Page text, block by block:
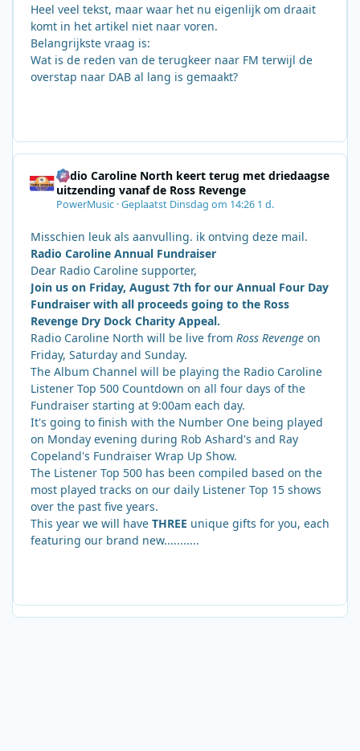
Heel veel tekst, maar waar het nu eigenlijk om draait
komt in het artikel niet naar voren.
Belangrijkste vraag is:
Wat is de reden van de terugkeer naar FM terwijl de
overstap naar DAB al lang is gemaakt?
Radio Caroline North keert terug met driedaagse
uitzending vanaf de Ross Revenge
PowerMusic ·Geplaatst Dinsdag om 14:26 1 d.
Misschien leuk als aanvulling. ik ontving deze mail.
Radio Caroline Annual Fundraiser
Dear Radio Caroline supporter,
Join us on Friday, August 7th for our Annual Four Day
Fundraiser with all proceeds going to the Ross
Revenge Dry Dock Charity Appeal.
Radio Caroline North will be live from Ross Revenge on
Friday, Saturday and Sunday.
The Album Channel will be playing the Radio Caroline
Listener Top 500 Countdown on all four days of the
Fundraiser starting at 9:00am each day.
It's going to finish with the Number One being played
on Monday evening during Rob Ashard's and Ray
Copeland's Fundraiser Wrap Up Show.
The Listener Top 500 has been compiled based on the
most played tracks on our daily Listener Top 15 shows
over the past five years.
This year we will have THREE unique gifts for you, each
featuring our brand new...........